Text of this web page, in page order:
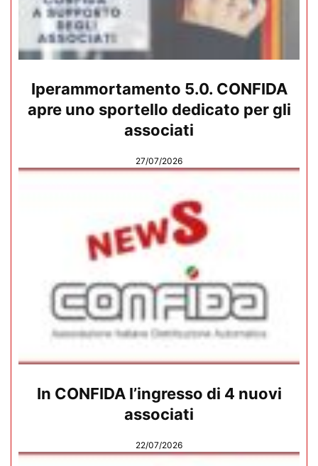
Iperammortamento 5.0. CONFIDA
apre uno sportello dedicato per gli
associati
27/07/2026
In CONFIDA l’ingresso di 4 nuovi
associati
22/07/2026